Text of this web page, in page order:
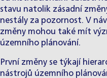
stavu natolik zásadní
nestály za pozornost. V
změny mohou také mít
územního plánování.
První změny se týkají
nástrojů územního